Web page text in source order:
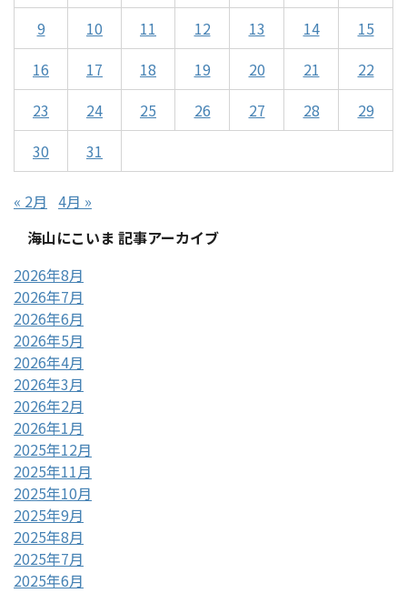
9
10 11 12 13 14
15
16
17 18 19 20 21
22
23
24 25 26 27 28
29
30
31
« 2月 4月 »
海山にこいま 記事アーカイブ
2026年8月
2026年7月
2026年6月
2026年5月
2026年4月
2026年3月
2026年2月
2026年1月
2025年12月
2025年11月
2025年10月
2025年9月
2025年8月
2025年7月
2025年6月